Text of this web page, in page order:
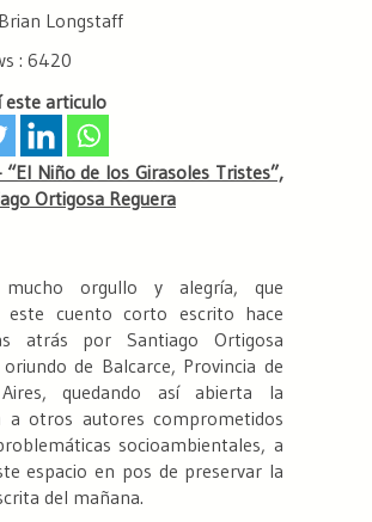
Longstaff
: 6420
este articulo
Niño de los Girasoles Tristes”,
Ortigosa Reguera
orgullo y alegría, que
este cuento corto escrito hace
atrás por Santiago Ortigosa
oriundo de Balcarce, Provincia de
quedando así abierta la
a otros autores comprometidos
socioambientales, a
espacio en pos de preservar la
del mañana.